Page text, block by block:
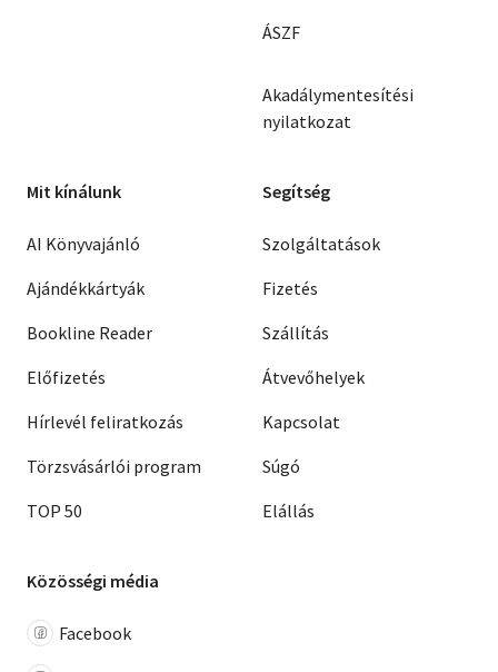
ÁSZF
Akadálymentesítési
nyilatkozat
Mit kínálunk
AI Könyvajánló
Ajándékkártyák
Bookline Reader
Előfizetés
Hírlevél feliratkozás
Törzsvásárlói program
TOP 50
Segítség
Szolgáltatások
Fizetés
Szállítás
Átvevőhelyek
Kapcsolat
Súgó
Elállás
Közösségi média
Facebook